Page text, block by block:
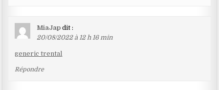
MiaJap dit :
20/08/2022 à 12 h 16 min
generic trental
Répondre